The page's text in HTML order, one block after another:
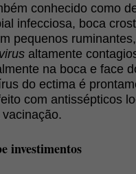
conhecido como
infecciosa, boca
pequenos
altamente
na boca e face
do ectima é
com antissépticos
investimentos